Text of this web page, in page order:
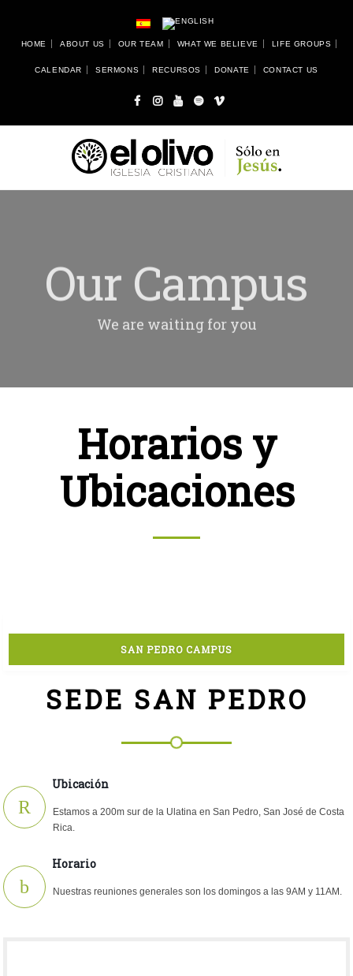
HOME ABOUT US OUR TEAM WHAT WE BELIEVE LIFE GROUPS
CALENDAR SERMONS RECURSOS DONATE CONTACT US
Our Campus
We are waiting for you
Horarios y
Ubicaciones
SAN PEDRO CAMPUS
SEDE SAN PEDRO
Ubicación
Estamos a 200m sur de la Ulatina en San Pedro, San José de Costa
Rica.
Horario
Nuestras reuniones generales son los domingos a las 9AM y 11AM.